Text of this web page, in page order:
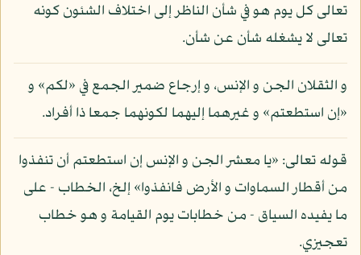
تعالى كل يوم هو في شأن الناظر إلى اختلاف الشئون كونه
تعالى لا يشغله شأن عن شأن.
و الثقلان الجن و الإنس، و إرجاع ضمير الجمع في «لكم» و
«إن استطعتم» و غيرهما إليهما لكونهما جمعا ذا أفراد.
قوله تعالى: «يا معشر الجن و الإنس إن استطعتم أن تنفذوا
من أقطار السماوات و الأرض فانفذوا» إلخ، الخطاب - على
ما يفيده السياق - من خطابات يوم القيامة و هو خطاب
تعجيزي.